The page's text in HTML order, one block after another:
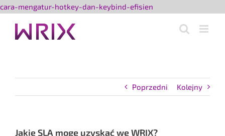
cara-mengatur-hotkey-dan-keybind-efisien
zawartości
Poprzedni Kolejny
Jakie SLA mogę uzyskać we WRIX?